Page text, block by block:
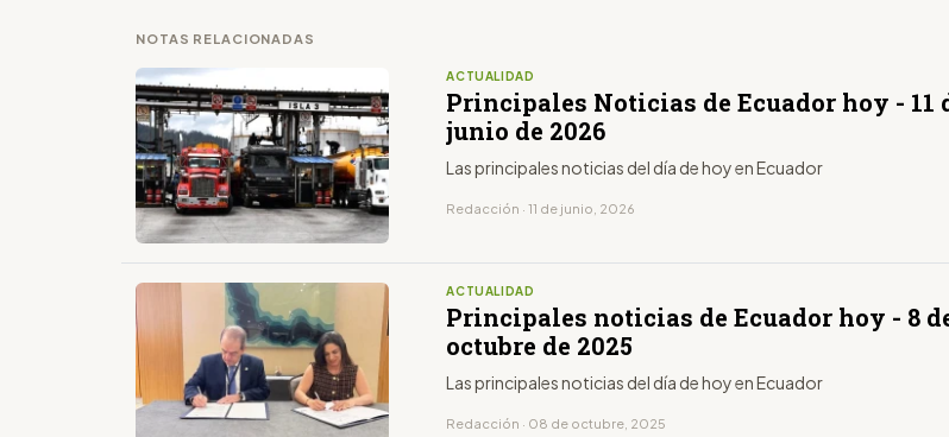
NOTAS RELACIONADAS
ACTUALIDAD
Principales Noticias de Ecuador hoy - 11
junio de 2026
Las principales noticias del día de hoy en Ecuador
Redacción · 11 de junio, 2026
ACTUALIDAD
Principales noticias de Ecuador hoy - 8
octubre de 2025
Las principales noticias del día de hoy en Ecuador
Redacción · 08 de octubre, 2025